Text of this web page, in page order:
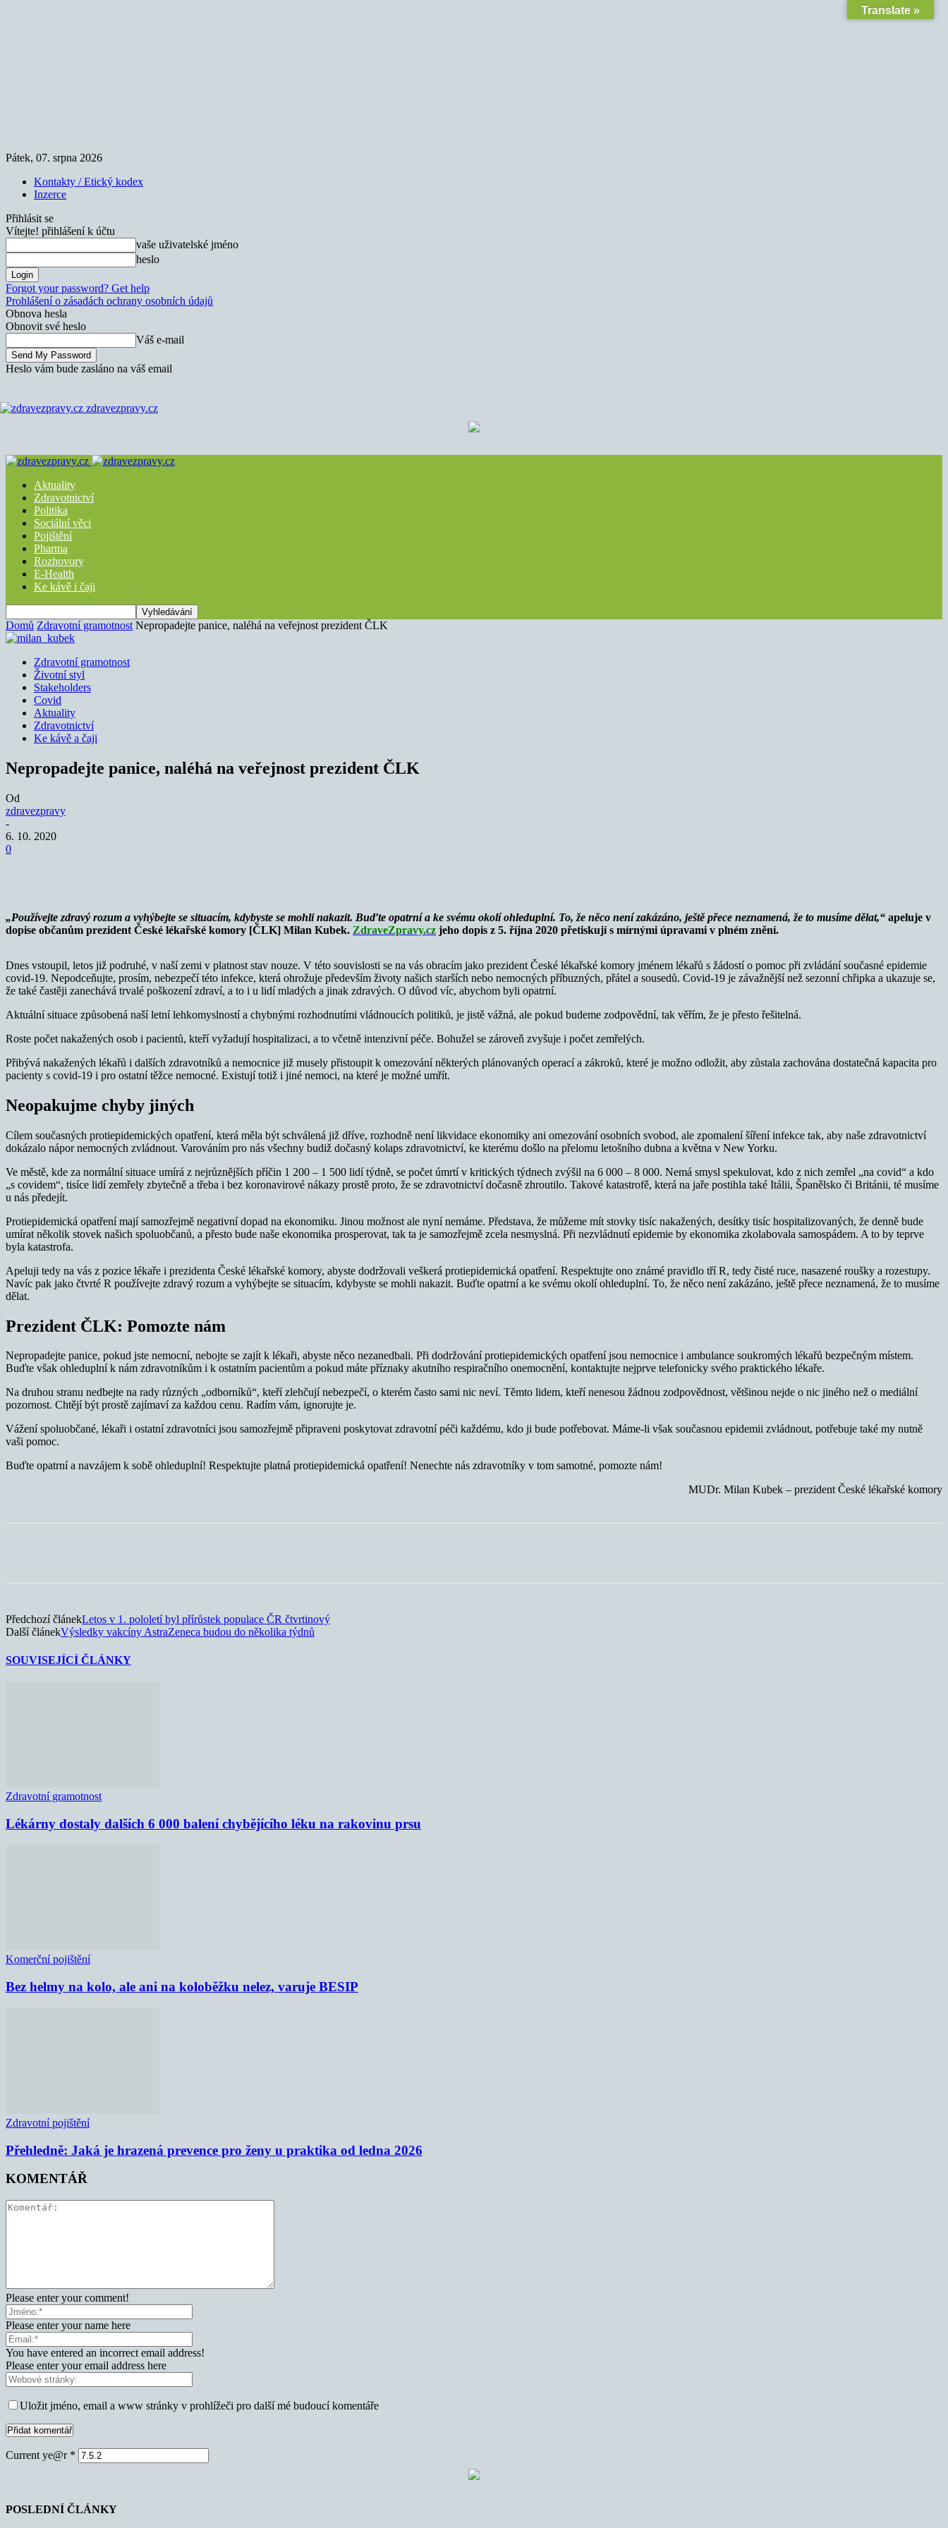
Pátek, 07. srpna 2026
Kontakty / Etický kodex
Inzerce
Přihlásit se
Vítejte! přihlášení k účtu
vaše uživatelské jméno
heslo
Forgot your password? Get help
Prohlášení o zásadách ochrany osobních údajů
Obnova hesla
Obnovit své heslo
Váš e-mail
Heslo vám bude zasláno na váš email
zdravezpravy.cz
Aktuality
Zdravotnictví
Politika
Sociální věci
Pojištění
Pharma
Rozhovory
E-Health
Ke kávě i čaji
Domů Zdravotní gramotnost Nepropadejte panice, naléhá na veřejnost prezident ČLK
Zdravotní gramotnost
Životní styl
Stakeholders
Covid
Aktuality
Zdravotnictví
Ke kávě a čaji
Nepropadejte panice, naléhá na veřejnost prezident ČLK
Od
zdravezpravy
-
6. 10. 2020
0
„Používejte zdravý rozum a vyhýbejte se situacím, kdybyste se mohli nakazit. Buďte opatrní a ke svému okolí ohleduplní. To, že něco není zakázáno, ještě přece neznamená, že to musíme dělat,“ apeluje v
dopise občanům prezident České lékařské komory [ČLK] Milan Kubek. ZdraveZpravy.cz jeho dopis z 5. října 2020 přetiskují s mírnými úpravami v plném znění.
Dnes vstoupil, letos již podruhé, v naší zemi v platnost stav nouze. V této souvislosti se na vás obracím jako prezident České lékařské komory jménem lékařů s žádostí o pomoc při zvládání současné epidemie
covid-19. Nepodceňujte, prosím, nebezpečí této infekce, která ohrožuje především životy našich starších nebo nemocných příbuzných, přátel a sousedů. Covid-19 je závažnější než sezonní chřipka a ukazuje se,
že také častěji zanechává trvalé poškození zdraví, a to i u lidí mladých a jinak zdravých. O důvod víc, abychom byli opatrní.
Aktuální situace způsobená naší letní lehkomyslností a chybnými rozhodnutími vládnoucích politiků, je jistě vážná, ale pokud budeme zodpovědní, tak věřím, že je přesto řešitelná.
Roste počet nakažených osob i pacientů, kteří vyžadují hospitalizaci, a to včetně intenzivní péče. Bohužel se zároveň zvyšuje i počet zemřelých.
Přibývá nakažených lékařů i dalších zdravotníků a nemocnice již musely přistoupit k omezování některých plánovaných operací a zákroků, které je možno odložit, aby zůstala zachována dostatečná kapacita pro
pacienty s covid-19 i pro ostatní těžce nemocné. Existují totiž i jiné nemoci, na které je možné umřít.
Neopakujme chyby jiných
Cílem současných protiepidemických opatření, která měla být schválená již dříve, rozhodně není likvidace ekonomiky ani omezování osobních svobod, ale zpomalení šíření infekce tak, aby naše zdravotnictví
dokázalo nápor nemocných zvládnout. Varováním pro nás všechny budiž dočasný kolaps zdravotnictví, ke kterému došlo na přelomu letošního dubna a května v New Yorku.
Ve městě, kde za normální situace umírá z nejrůznějších příčin 1 200 – 1 500 lidí týdně, se počet úmrtí v kritických týdnech zvýšil na 6 000 – 8 000. Nemá smysl spekulovat, kdo z nich zemřel „na covid“ a kdo
„s covidem“, tisíce lidí zemřely zbytečně a třeba i bez koronavirové nákazy prostě proto, že se zdravotnictví dočasně zhroutilo. Takové katastrofě, která na jaře postihla také Itálii, Španělsko či Británii, té musíme
u nás předejít.
Protiepidemická opatření mají samozřejmě negativní dopad na ekonomiku. Jinou možnost ale nyní nemáme. Představa, že můžeme mít stovky tisíc nakažených, desítky tisíc hospitalizovaných, že denně bude
umírat několik stovek našich spoluobčanů, a přesto bude naše ekonomika prosperovat, tak ta je samozřejmě zcela nesmyslná. Při nezvládnutí epidemie by ekonomika zkolabovala samospádem. A to by teprve
byla katastrofa.
Apeluji tedy na vás z pozice lékaře i prezidenta České lékařské komory, abyste dodržovali veškerá protiepidemická opatření. Respektujte ono známé pravidlo tří R, tedy čisté ruce, nasazené roušky a rozestupy.
Navíc pak jako čtvrté R používejte zdravý rozum a vyhýbejte se situacím, kdybyste se mohli nakazit. Buďte opatrní a ke svému okolí ohleduplní. To, že něco není zakázáno, ještě přece neznamená, že to musíme
dělat.
Prezident ČLK: Pomozte nám
Nepropadejte panice, pokud jste nemocní, nebojte se zajít k lékaři, abyste něco nezanedbali. Při dodržování protiepidemických opatření jsou nemocnice i ambulance soukromých lékařů bezpečným místem.
Buďte však ohleduplní k nám zdravotníkům i k ostatním pacientům a pokud máte příznaky akutního respiračního onemocnění, kontaktujte nejprve telefonicky svého praktického lékaře.
Na druhou stranu nedbejte na rady různých „odborníků“, kteří zlehčují nebezpečí, o kterém často sami nic neví. Těmto lidem, kteří nenesou žádnou zodpovědnost, většinou nejde o nic jiného než o mediální
pozornost. Chtějí být prostě zajímaví za každou cenu. Radím vám, ignorujte je.
Vážení spoluobčané, lékaři i ostatní zdravotníci jsou samozřejmě připraveni poskytovat zdravotní péči každému, kdo ji bude potřebovat. Máme-li však současnou epidemii zvládnout, potřebuje také my nutně
vaši pomoc.
Buďte opatrní a navzájem k sobě ohleduplní! Respektujte platná protiepidemická opatření! Nenechte nás zdravotníky v tom samotné, pomozte nám!
MUDr. Milan Kubek – prezident České lékařské komory
Předchozí článekLetos v 1. pololetí byl přírůstek populace ČR čtvrtinový
Další článekVýsledky vakcíny AstraZeneca budou do několika týdnů
SOUVISEJÍCÍ ČLÁNKY
Zdravotní gramotnost
Lékárny dostaly dalších 6 000 balení chybějícího léku na rakovinu prsu
Komerční pojištění
Bez helmy na kolo, ale ani na koloběžku nelez, varuje BESIP
Zdravotní pojištění
Přehledně: Jaká je hrazená prevence pro ženy u praktika od ledna 2026
KOMENTÁŘ
Please enter your comment!
Please enter your name here
You have entered an incorrect email address!
Please enter your email address here
Uložit jméno, email a www stránky v prohlížeči pro další mé budoucí komentáře
Current ye@r *
POSLEDNÍ ČLÁNKY
Translate »